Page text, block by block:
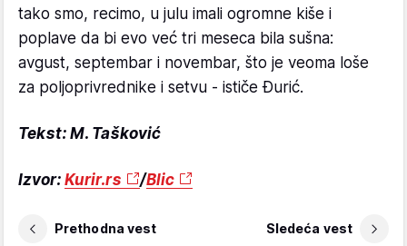
tako smo, recimo, u julu imali ogromne kiše i
poplave da bi evo već tri meseca bila sušna:
avgust, septembar i novembar, što je veoma loše
za poljoprivrednike i setvu - ističe Đurić.
Tekst: M. Tašković
Izvor: Kurir.rs /Blic
Prethodna vest Sledeća vest